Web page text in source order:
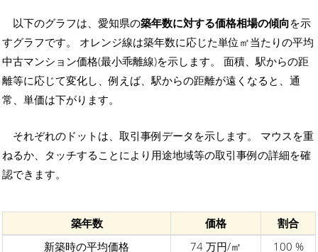
以下のグラフは、愛知県の築年数に対する価格相場の傾向を示
すグラフです。 オレンジ線は築年数に応じた単位㎡当たりの平均
中古マンション価格(最小乖離線)を示します。 面積、駅からの距
離等に応じて変化し、例えば、駅からの距離が遠くなると、通
常、単価は下がります。
それぞれのドットは、取引事例データを示します。 マウスを重
ねるか、タッチすることにより用途地域等の取引事例の詳細を確
認できます。
築年数 価格
割合
新築時の平均価格
74 万円/㎡
100 %